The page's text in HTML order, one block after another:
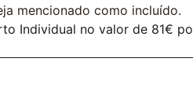
mencionado como incluído.
Individual no valor de 81€